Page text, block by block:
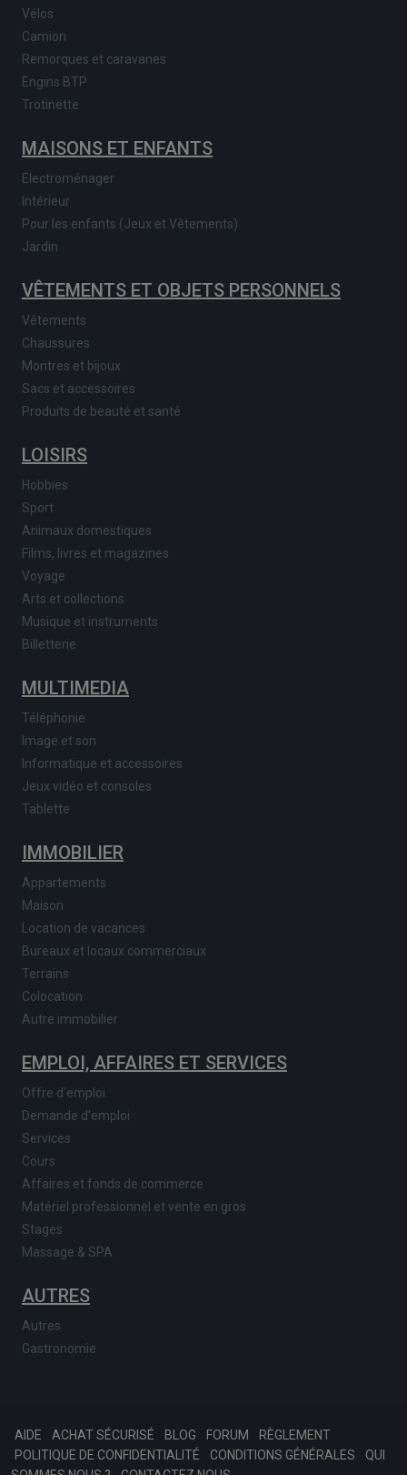
Vélos
Camion
Remorques et caravanes
Engins BTP
Trotinette
MAISONS ET ENFANTS
Electroménager
Intérieur
Pour les enfants (Jeux et Vêtements)
Jardin
VÊTEMENTS ET OBJETS PERSONNELS
Vêtements
Chaussures
Montres et bijoux
Sacs et accessoires
Produits de beauté et santé
LOISIRS
Hobbies
Sport
Animaux domestiques
Films, livres et magazines
Voyage
Arts et collections
Musique et instruments
Billetterie
MULTIMEDIA
Téléphonie
Image et son
Informatique et accessoires
Jeux vidéo et consoles
Tablette
IMMOBILIER
Appartements
Maison
Location de vacances
Bureaux et locaux commerciaux
Terrains
Colocation
Autre immobilier
EMPLOI, AFFAIRES ET SERVICES
Offre d'emploi
Demande d'emploi
Services
Cours
Affaires et fonds de commerce
Matériel professionnel et vente en gros
Stages
Massage & SPA
AUTRES
Autres
Gastronomie
AIDE ACHAT SÉCURISÉ BLOG FORUM
RÈGLEMENT
POLITIQUE DE CONFIDENTIALITÉ
CONDITIONS GÉNÉRALES
QUI